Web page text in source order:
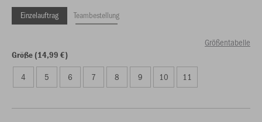
Einzelauftrag Teambestellung
Größentabelle
Größe (14,99 €)
4 5 6 7 8 9 10 11